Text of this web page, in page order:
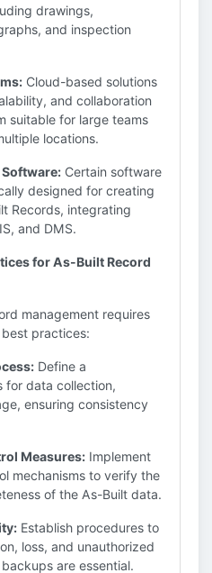
drawings,
and inspection
Cloud-based solutions
and collaboration
suitable for large teams
locations.
Certain software
designed for creating
Records, integrating
and DMS.
for As-Built Record
management requires
practices:
Define a
for data collection,
ensuring consistency
Measures: Implement
mechanisms to verify the
of the As-Built data.
Establish procedures to
loss, and unauthorized
are essential.